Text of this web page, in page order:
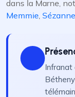
dans la Marne,
Memmie, Sézanne
Infranat